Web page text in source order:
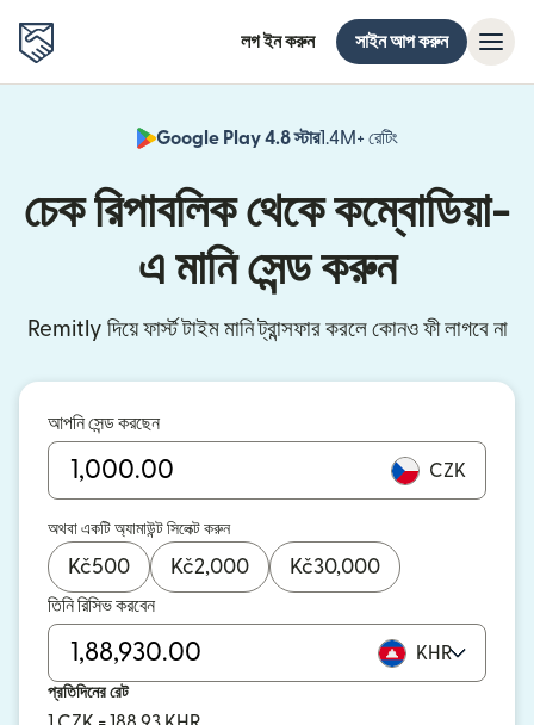
লগ ইন করুন সাইন আপ করুন
Google Play 4.8 স্টার1.4M+ রেটিং
চেক রিপাবলিক থেকে কম্বোডিয়া-
এ মানি সেন্ড করুন
Remitly দিয়ে ফার্স্ট টাইম মানি ট্রান্সফার করলে কোনও ফী লাগবে না
আপনি সেন্ড করছেন
CZK
অথবা একটি অ্যামাউন্ট সিলেক্ট করুন
Kč500 Kč2,000 Kč30,000
তিনি রিসিভ করবেন
KHR
প্রতিদিনের রেট